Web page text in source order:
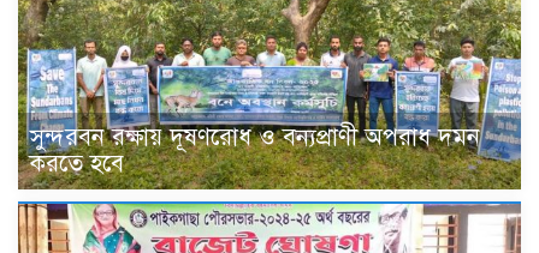
সুন্দরবন রক্ষায় দূষণরোধ ও বন্যপ্রাণী অপরাধ দমন
করতে হবে